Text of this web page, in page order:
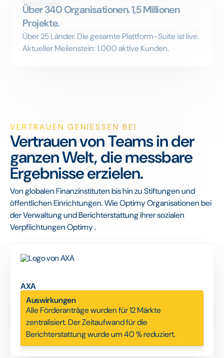
Über 340 Organisationen. 1,5 Millionen
Projekte.
Über 25 Länder. Die gesamte Plattform-Suite ist live.
Aktueller Meilenstein: 1.000 aktive Kunden.
VERTRAUEN GENIESSEN BEI
Vertrauen von Teams in der
ganzen Welt, die messbare
Ergebnisse erzielen.
Von globalen Finanzinstituten bis hin zu Stiftungen und
öffentlichen Einrichtungen. Wie Optimy Organisationen bei
der Verwaltung und Berichterstattung ihrer sozialen
Verpflichtungen Optimy .
AXA
Auswirkungen
Alle Förderanträge wurden für 12 Märkte
zentralisiert. Der Zeitaufwand für die
Berichterstattung wurde um 40 % reduziert.